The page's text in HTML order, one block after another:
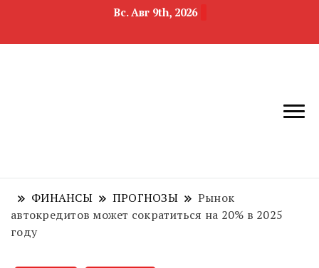
Вс. Авг 9th, 2026
область
недвижимости
ФИНАНСЫ ПРОГНОЗЫ
Рынок
автокредитов может сократиться на 20% в 2025
году